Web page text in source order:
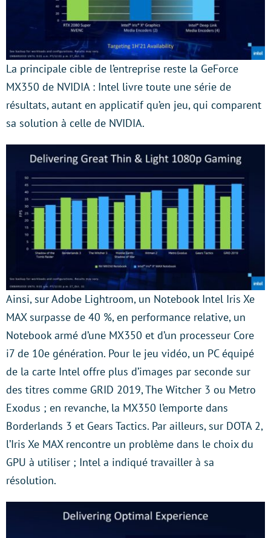
La principale cible de l’entreprise reste la GeForce
MX350 de NVIDIA : Intel livre toute une série de
résultats, autant en applicatif qu’en jeu, qui comparent
sa solution à celle de NVIDIA.
Ainsi, sur Adobe Lightroom, un Notebook Intel Iris Xe
MAX surpasse de 40 %, en performance relative, un
Notebook armé d’une MX350 et d’un processeur Core
i7 de 10e génération. Pour le jeu vidéo, un PC équipé
de la carte Intel offre plus d’images par seconde sur
des titres comme GRID 2019, The Witcher 3 ou Metro
Exodus ; en revanche, la MX350 l’emporte dans
Borderlands 3 et Gears Tactics. Par ailleurs, sur DOTA 2,
l’Iris Xe MAX rencontre un problème dans le choix du
GPU à utiliser ; Intel a indiqué travailler à sa
résolution.